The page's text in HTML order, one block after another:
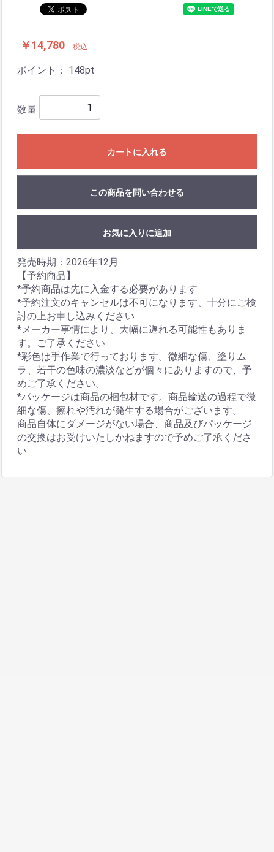
￥14,780 税込
ポイント： 148pt
数量
カートに入れる
この商品を問い合わせる
お気に入りに追加
発売時期：2026年12月
【予約商品】
*予約商品は先に入金する必要があります
*予約注文のキャンセルは不可になります、十分にご検
討の上お申し込みください
*メーカー事情により、大幅に遅れる可能性もありま
す。ご了承ください
*彩色は手作業で行っております。微細な傷、塗りム
ラ、若干の色味の濃淡などが個々にありますので、予
めご了承ください。
*パッケージは商品の梱包材です。商品輸送の過程で微
細な傷、擦れや汚れが発生する場合がございます。
商品自体にダメージがない場合、商品及びパッケージ
の交換はお受けいたしかねますので予めご了承くださ
い